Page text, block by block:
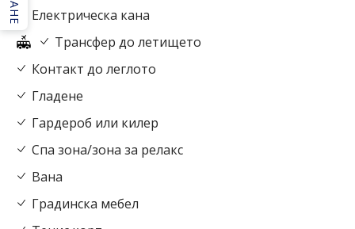
Електрическа кана
Tрансфер до летището
Контакт до леглото
Гладене
Гардероб или килер
Спа зона/зона за релакс
Вана
Градинска мебел